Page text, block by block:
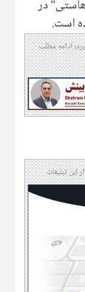
در
است.
ادامه مطلب
این تبلیغات